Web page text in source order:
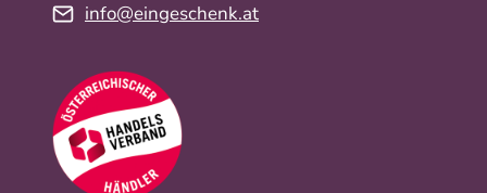
info@eingeschenk.at